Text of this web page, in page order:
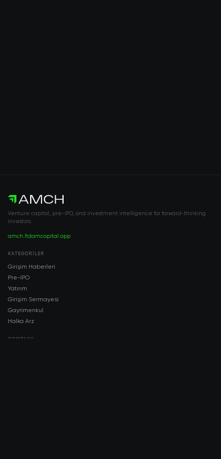
Venture capital, pre-IPO, and investment intelligence for forward-thinking
investors.
amch.ltdamcapital.app
KATEGORILER
Girişim Haberleri
Pre-IPO
Yatırım
Girişim Sermayesi
Gayrimenkul
Halka Arz
COMPANY